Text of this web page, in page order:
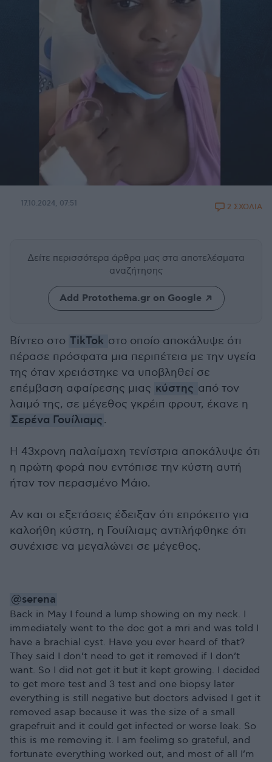
17.10.2024, 07:51 2 ΣΧΟΛΙΑ
Δείτε περισσότερα άρθρα μας στα αποτελέσματα
αναζήτησης
Add Protothema.gr on Google
Βίντεο στο TikTok στο οποίο αποκάλυψε ότι
πέρασε πρόσφατα μια περιπέτεια με την υγεία
της όταν χρειάστηκε να υποβληθεί σε
επέμβαση αφαίρεσης μιας κύστης από τον
λαιμό της, σε μέγεθος γκρέιπ φρουτ, έκανε η
Σερένα Γουίλιαμς.
Η 43χρονη παλαίμαχη τενίστρια αποκάλυψε ότι
η πρώτη φορά που εντόπισε την κύστη αυτή
ήταν τον περασμένο Μάιο.
Αν και οι εξετάσεις έδειξαν ότι επρόκειτο για
καλοήθη κύστη, η Γουίλιαμς αντιλήφθηκε ότι
συνέχισε να μεγαλώνει σε μέγεθος.
@serena
Back in May I found a lump showing on my neck. I
immediately went to the doc got a mri and was told I
have a brachial cyst. Have you ever heard of that?
They said I don’t need to get it removed if I don’t
want. So I did not get it but it kept growing. I decided
to get more test and 3 test and one biopsy later
everything is still negative but doctors advised I get it
removed asap because it was the size of a small
grapefruit and it could get infected or worse leak. So
this is me removing it. I am feelimg so grateful, and
fortunate everything worked out, and most of all I’m